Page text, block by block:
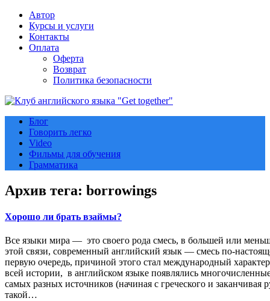
Автор
Курсы и услуги
Контакты
Оплата
Оферта
Возврат
Политика безопасности
Блог
Говорить легко
Video
Фильмы для обучения
Грамматика
Архив тега: borrowings
Хорошо ли брать взаймы?
Все языки мира — это своего рода смесь, в большей или
этой связи, современный английский язык — смесь по-
первую очередь, причиной этого стал международный
всей истории, в английском языке появлялись
самых разных источников (начиная с греческого и заканчивая
такой…